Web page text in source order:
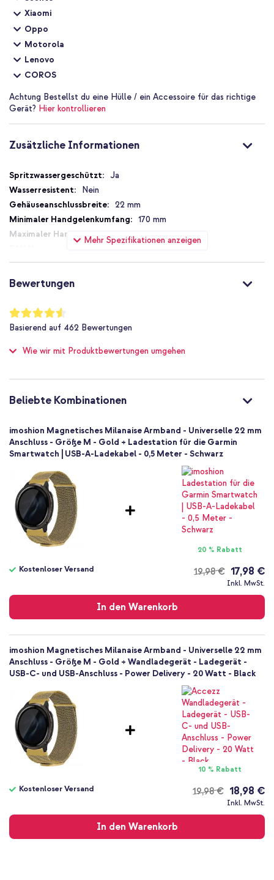
Das geflochtene Material verleiht deiner Smartwatch ein
luxuriöses Aussehen
Verfügt über einen starken Magnetverschluss
Einfach auf deinen Handgelenkumfang anzupassen
Leicht und fühlt sich angenehm auf der Haut an
Einfach an deiner Smartwatch zu befestigen
Inklusive 1 Jahr Garantie
Bist du auf der Suche nach einem Uhrenarmband, das deiner
dich für das Mailänder Magnetarmband von imoshion.
Xiaomi
Oppo
Motorola
Lenovo
COROS
Achtung Bestellst du eine Hülle / ein Accessoire für das richtige
Gerät? Hier kontrollieren
Zusätzliche Informationen
Mehr Spezifikationen anzeigen
Zusätzliche
Informationen
Ja
Nein
22 mm
170 mm
imoshion
Gold
Stahl
22 mm
Smartwatch
1 Pc
Magnetverschluss
Bewertungen
Bewertung:
91
%
of
Basierend auf 462 Bewertungen
Wie wir mit Produktbewertungen umgehen
Beliebte Kombinationen
imoshion Magnetisches Milanaise Armband - Universelle 22 mm
Anschluss - Größe M - Gold + Ladestation für die Garmin
Smartwatch | USB-A-Ladekabel - 0,5 Meter - Schwarz
20 % Rabatt
19,98 €
Kostenloser Versand 17,98 €
Inkl. MwSt.
In den Warenkorb
Versand
imoshion Magnetisches Milanaise Armband - Universelle 22 mm
Anschluss - Größe M - Gold + Wandladegerät - Ladegerät -
USB-C- und USB-Anschluss - Power Delivery - 20 Watt - Black
10 % Rabatt
19,98 €
Kostenloser Versand 18,98 €
Inkl. MwSt.
In den Warenkorb
Versand